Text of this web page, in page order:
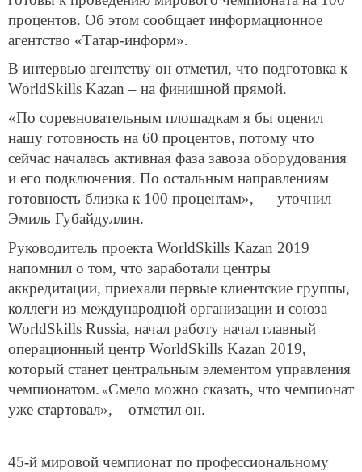
процентов. Об этом сообщает информационное
агентство «Татар-информ».
В интервью агентству он отметил, что подготовка к
WorldSkills Kazan – на финишной прямой.
«По соревновательным площадкам я бы оценил
нашу готовность на 60 процентов, потому что
сейчас началась активная фаза завоза оборудования
и его подключения. По остальным направлениям
готовность близка к 100 процентам», — уточнил
Эмиль Губайдуллин.
Руководитель проекта WorldSkills Kazan 2019
напомнил о том, что заработали центры
аккредитации, приехали первые клиентские группы,
коллеги из международной организации и союза
WorldSkills Russia, начал работу начал главный
операционный центр WorldSkills Kazan 2019,
который станет центральным элементом управления
чемпионатом. «Смело можно сказать, что чемпионат
уже стартовал», – отметил он.
45-й мировой чемпионат по профессиональному